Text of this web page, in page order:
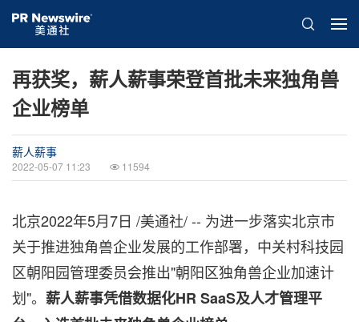
再获奖，薪人薪事荣登首批未来独角兽
企业榜单
薪人薪事
2022-05-07 11:23 11594
北京2022年5月7日 /美通社/ -- 为进一步落实北京市
关于推进独角兽企业发展的工作部署，中关村科技园
区朝阳园管理委员会推出"朝阳区独角兽企业加速计
划"。 薪人薪事凭借数据化HR SaaS及人才管理平